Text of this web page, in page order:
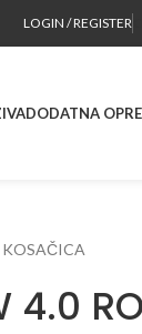
LOGIN / REGISTER
DODATNA
4.0